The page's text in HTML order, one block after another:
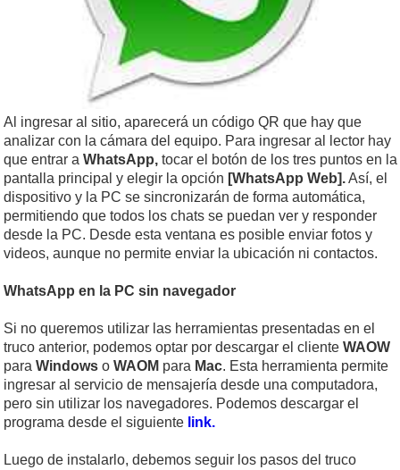
Al ingresar al sitio, aparecerá un código QR que hay que
analizar con la cámara del equipo. Para ingresar al lector hay
que entrar a WhatsApp, tocar el botón de los tres puntos en la
pantalla principal y elegir la opción [WhatsApp Web].Así, el
dispositivo y la PC se sincronizarán de forma automática,
permitiendo que todos los chats se puedan ver y responder
desde la PC. Desde esta ventana es posible enviar fotos y
videos, aunque no permite enviar la ubicación ni contactos.
WhatsApp en la PC sin navegador
Si no queremos utilizar las herramientas presentadas en el
truco anterior, podemos optar por descargar el cliente WAOW
para Windows o WAOM para Mac. Esta herramienta permite
ingresar al servicio de mensajería desde una computadora,
pero sin utilizar los navegadores. Podemos descargar el
programa desde el siguiente link.
Luego de instalarlo, debemos seguir los pasos del truco